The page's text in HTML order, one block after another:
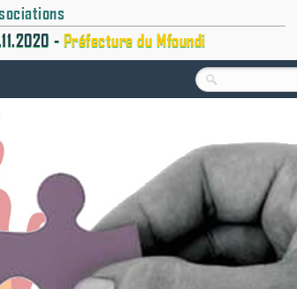
- Préfecture du Mfoundi